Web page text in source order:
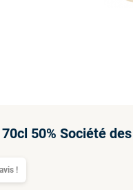
50% Société
!